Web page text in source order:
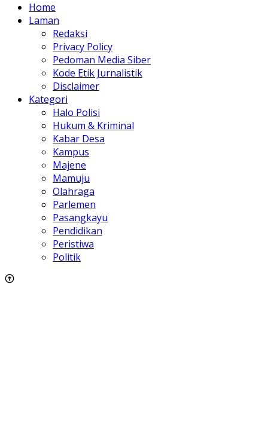
Home
Laman
Redaksi
Privacy Policy
Pedoman Media Siber
Kode Etik Jurnalistik
Disclaimer
Kategori
Halo Polisi
Hukum & Kriminal
Kabar Desa
Kampus
Majene
Mamuju
Olahraga
Parlemen
Pasangkayu
Pendidikan
Peristiwa
Politik